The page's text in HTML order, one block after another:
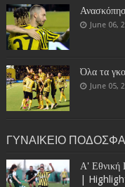
June 06,
Όλα τα
June 05,
ΓΥΝΑΙΚΕΙΟ
Α' Εθνική
|